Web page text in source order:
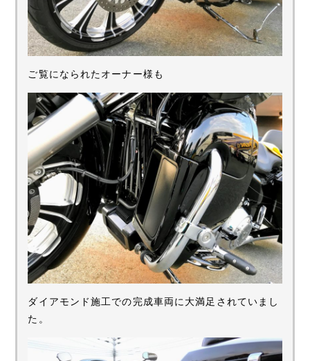
ご覧になられたオーナー様も
ダイアモンド施工での完成車両に大満足されていまし
た。